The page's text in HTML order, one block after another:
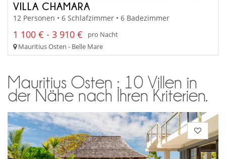
VILLA CHAMARA
12 Personen • 6 Schlafzimmer • 6 Badezimmer
1 100 € - 3 910 €
pro Nacht
Mauritius Osten - Belle Mare
Mauritius Osten : 10 Villen in
der Nähe nach Ihren Kriterien.